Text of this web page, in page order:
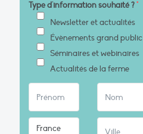
Type d'information souhaité ?*
Newsletter et actualités
Évènements grand public
Séminaires et webinaires
Actualités de la ferme